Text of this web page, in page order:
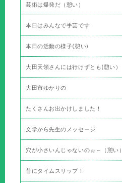
芸術は爆発だ（憩い）
本日はみんなで手芸です
本日の活動の様子(憩い)
大田天領さんには行けずとも(憩い）
大田市ゆかりの
たくさんお出かけしました！
文学から先生のメッセージ
穴が小さいんじゃないのぉ～（憩い）
昔にタイムスリップ！